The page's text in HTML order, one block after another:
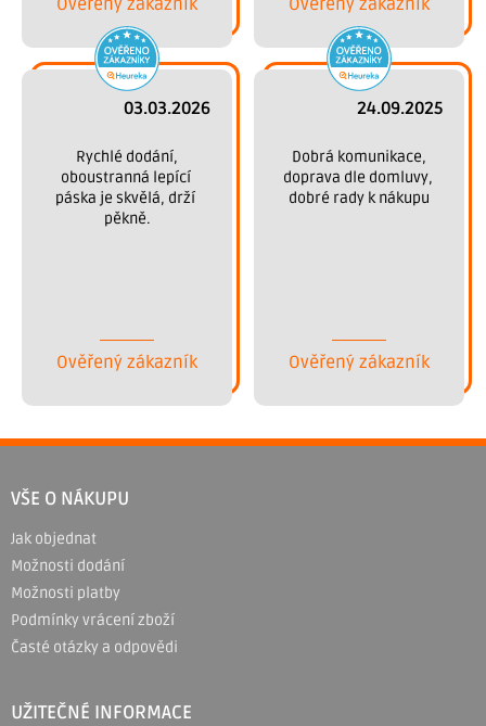
03.03.2026
oboustranná lepící
páska je skvělá, drží
pěkně.
Ověřený zákazník
24.09.2025
doprava dle domluvy,
dobré rady k nákupu
Ověřený zákazník
á
a
VŠE O NÁKUPU
Jak objednat
Možnosti dodání
Možnosti platby
Podmínky vrácení zboží
Časté otázky a odpovědi
UŽITEČNÉ INFORMACE